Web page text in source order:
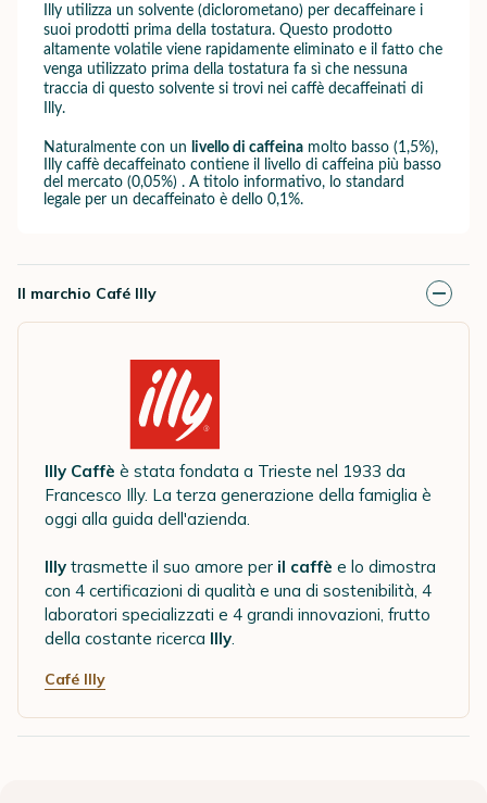
Illy utilizza un solvente (diclorometano) per decaffeinare i
suoi prodotti prima della tostatura. Questo prodotto
altamente volatile viene rapidamente eliminato e il fatto che
venga utilizzato prima della tostatura fa sì che nessuna
traccia di questo solvente si trovi nei caffè decaffeinati di
Illy.
Naturalmente con un livello di caffeina molto basso (1,5%),
Illy caffè decaffeinato contiene il livello di caffeina più basso
del mercato (0,05%) . A titolo informativo, lo standard
legale per un decaffeinato è dello 0,1%.
Il marchio Café Illy
Illy Caffè è stata fondata a Trieste nel 1933 da
Francesco Illy. La terza generazione della famiglia è
oggi alla guida dell'azienda.
Illy trasmette il suo amore per il caffè e lo dimostra
con 4 certificazioni di qualità e una di sostenibilità, 4
laboratori specializzati e 4 grandi innovazioni, frutto
della costante ricerca Illy.
Café Illy